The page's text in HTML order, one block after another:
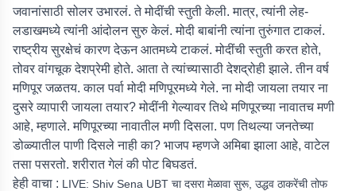
जवानांसाठी सोलर उभारलं. ते मोदींची स्तुती केली. मात्र, त्यांनी लेह-
लडाखमध्ये त्यांनी आंदोलन सुरु केलं. मोदी बाबांनी त्यांना तुरुंगात टाकलं.
राष्ट्रीय सुरक्षेचं कारण देऊन आतमध्ये टाकलं. मोदींची स्तुती करत होते,
तोवर वांगचूक देशप्रेमी होते. आता ते त्यांच्यासाठी देशद्रोही झाले. तीन वर्ष
मणिपूर जळतय. काल पर्वा मोदी मणिपूरमध्ये गेले. ना मोदी जायला तयार ना
दुसरे व्यापारी जायला तयार? मोदींनी गेल्यावर तिथे मणिपूरच्या नावातच मणी
आहे, म्हणाले. मणिपूरच्या नावातील मणी दिसला. पण तिथल्या जनतेच्या
डोळ्यातील पाणी दिसले नाही का? भाजप म्हणजे अमिबा झाला आहे, वाटेल
तसा पसरतो. शरीरात गेलं की पोट बिघडतं.
हेही वाचा : LIVE: Shiv Sena UBT चा दसरा मेळावा सुरू, उद्धव ठाकरेंची तोफ